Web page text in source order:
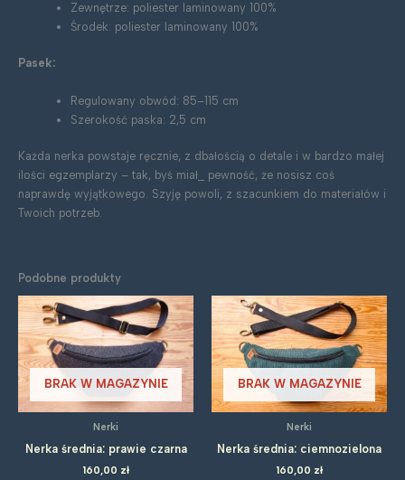
Zewnętrze: poliester laminowany 100%
Środek: poliester laminowany 100%
Pasek:
Regulowany obwód: 85–115 cm
Szerokość paska: 2,5 cm
Każda nerka powstaje ręcznie, z dbałością o detale i w bardzo małej
ilości egzemplarzy – tak, byś miał_ pewność, że nosisz coś
naprawdę wyjątkowego. Szyję powoli, z szacunkiem do materiałów i
Twoich potrzeb.
Podobne produkty
BRAK W MAGAZYNIE
Nerki
Nerka średnia: prawie czarna
160,00 zł
BRAK W MAGAZYNIE
Nerki
Nerka średnia: ciemnozielona
160,00 zł